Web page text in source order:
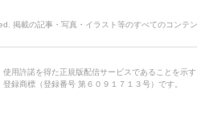
掲載の記事・写真・イラスト等のすべてのコンテ
使用許諾を得た正規版配信サービスであることを示す
登録商標（登録番号 第６０９１７１３号）です。